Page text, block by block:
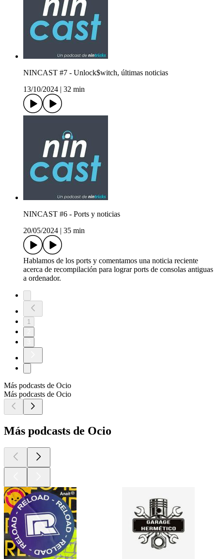
NINCAST #7 - Unlock$witch, últimas noticias
13/10/2024
32 min
NINCAST #6 - Ports y noticias
20/05/2024
35 min
Hablamos de los ports y comentamos una noticia reciente
acerca de recompilación para lograr ports de consolas antiguas
a ordenador.
1
Más podcasts de Ocio
Más podcasts de Ocio
Más podcasts de Ocio